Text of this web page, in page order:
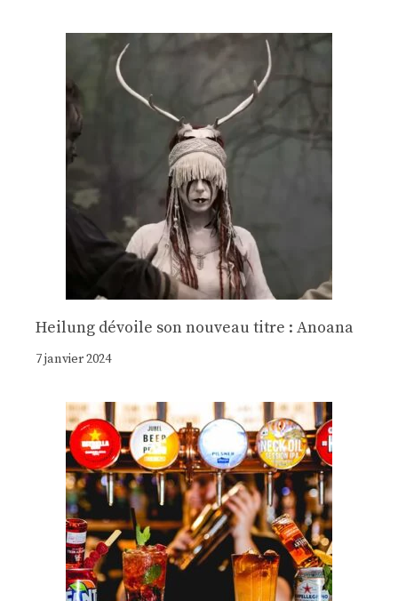
Heilung dévoile son nouveau titre : Anoana
7 janvier 2024